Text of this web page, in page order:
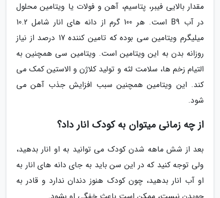
مقدار بالایی فیبر، پتاسیم، آهن و فولات یا ویتامین محلول
در آب B9 است. هر 100 گرم از دانه های انار شامل 10.2
میلیگرم ویتامین سی بوده که تامین کننده 17 درصد از نیاز
روزانه بدن به این ویتامین است. ویتامین سی همچنین به
التیام زخم ها، سلامت لثه و تولید کلاژن و الاستین کمک می
کند. این ویتامین همچنین سبب افزایش جذب آهن می
شود.
از چه زمانی میتوان به کودک انار داد؟
بعد از شش ماهه شدن کودک می توانید به او انار بدهید،
ولی توجه کنید که در این سن باید به جای دانه های انار به
او آب انار بدهید، چون کودک هنوز دندان ندارد و قادر به